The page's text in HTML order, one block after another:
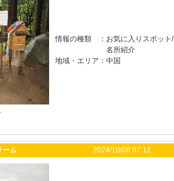
情報の種類 ： お気に入りスポット/
名所紹介
地域・エリア ： 中国
ーム 2024/10/08 07:12